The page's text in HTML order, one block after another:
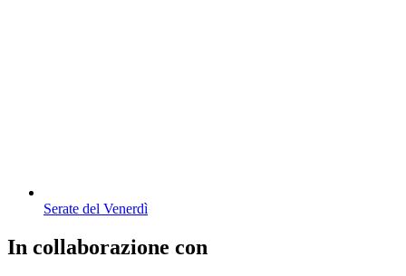
Serate del Venerdì
In collaborazione con